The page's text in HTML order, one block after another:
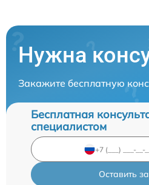
Нужна
Закажите бесплатную
Бесплатная
специалистом
Оставить